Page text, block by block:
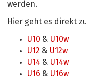
werden.
Hier geht es direkt
U10 & U10w
U12 & U12w
U14 & U14w
U16 & U16w